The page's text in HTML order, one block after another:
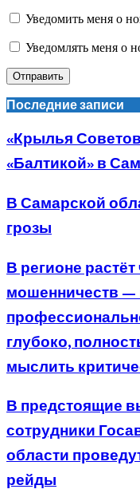
Уведомить меня о
Уведомлять меня о
Последние записи
«Крылья
«Балтикой» в
В Самарской
грозы
В регионе
мошенничеств —
глубоко,
мыслить
В предстоящие
сотрудники
области
рейды